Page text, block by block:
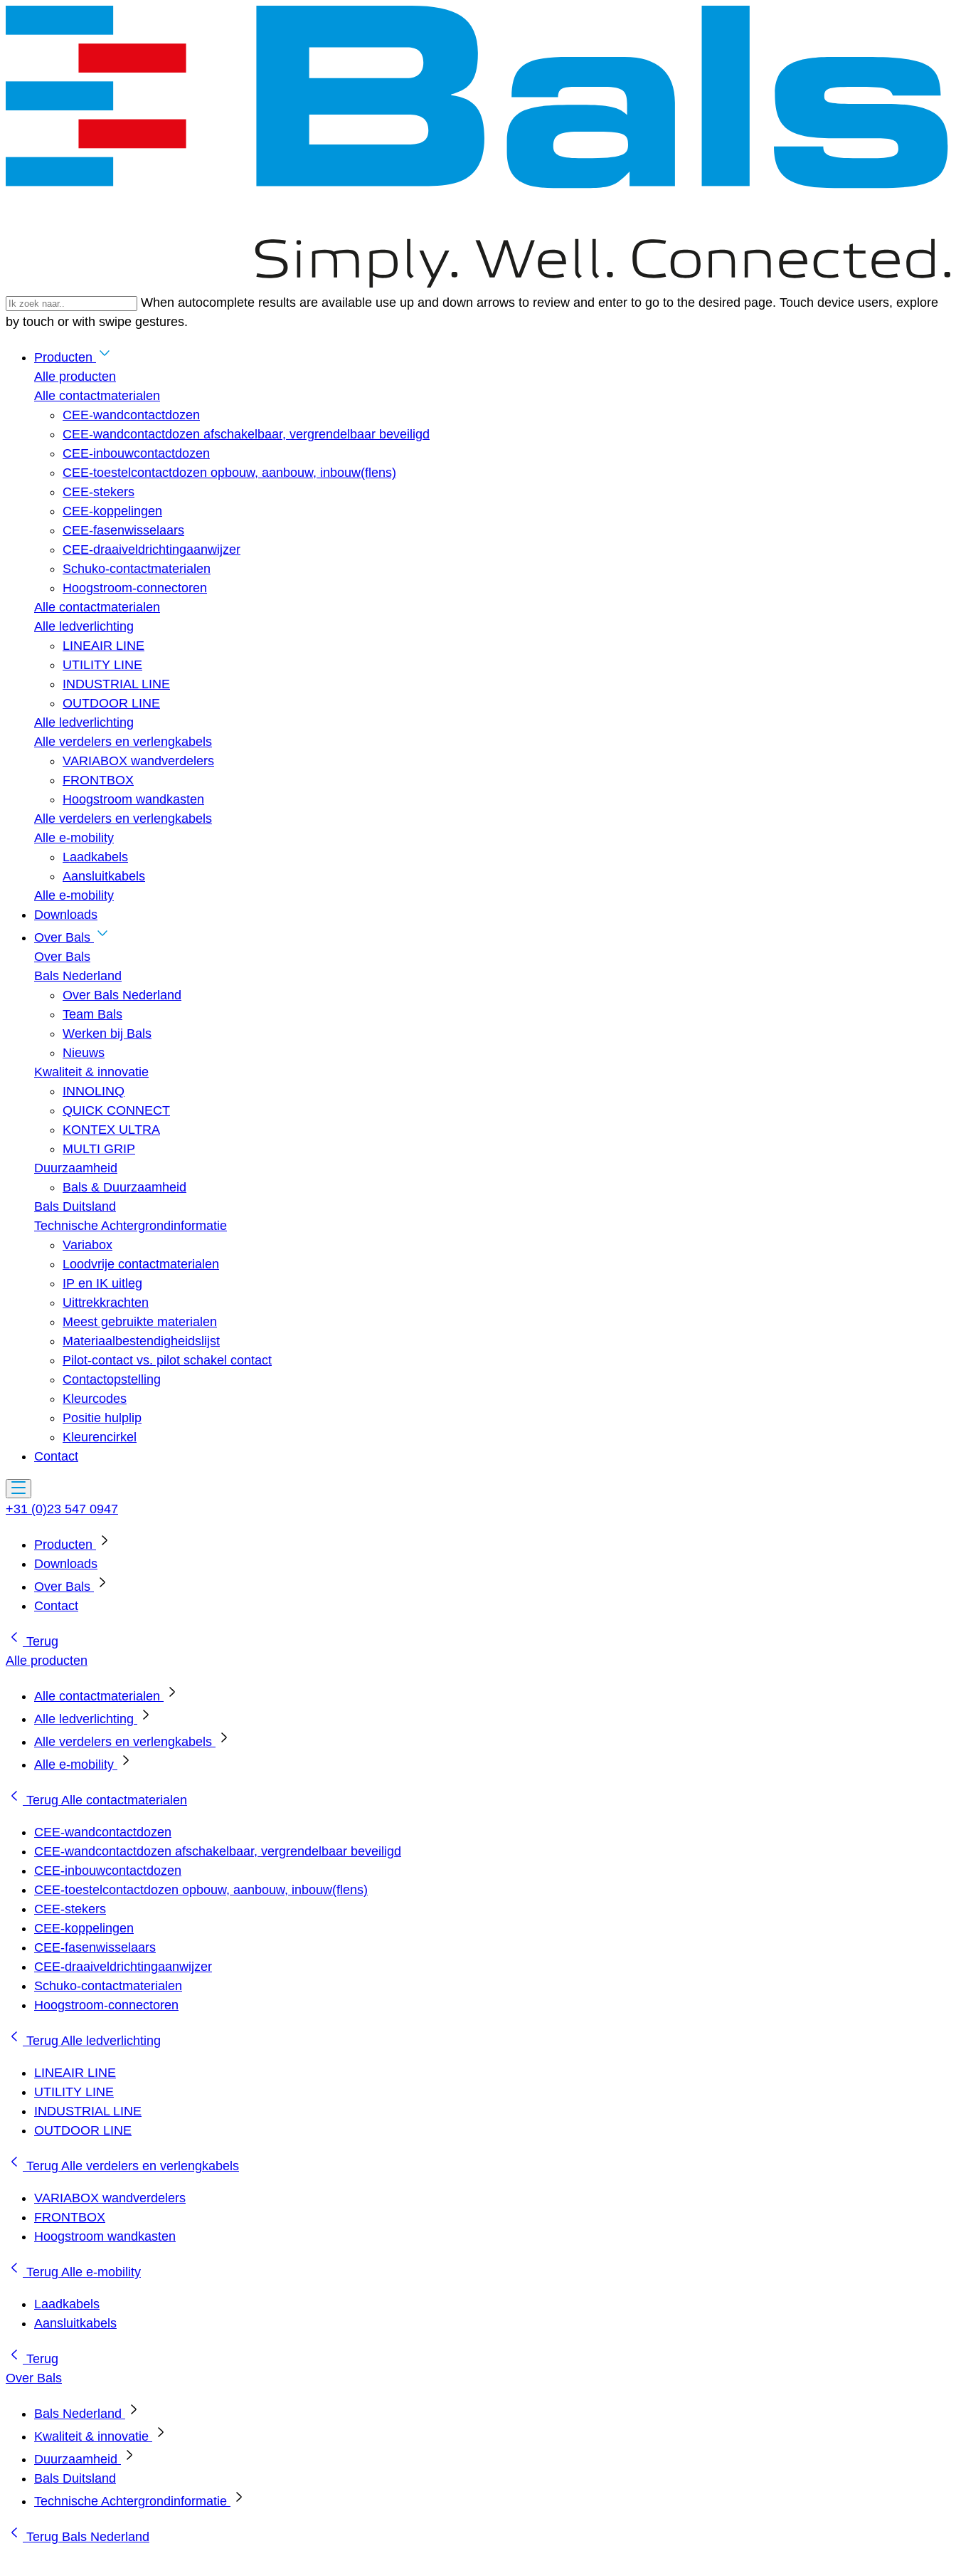
When autocomplete results are available use up and down arrows to review and enter to go to the desired page. Touch device users, explore
by touch or with swipe gestures.
Producten
Alle producten
Alle contactmaterialen
CEE-wandcontactdozen
CEE-wandcontactdozen afschakelbaar, vergrendelbaar beveiligd
CEE-inbouwcontactdozen
CEE-toestelcontactdozen opbouw, aanbouw, inbouw(flens)
CEE-stekers
CEE-koppelingen
CEE-fasenwisselaars
CEE-draaiveldrichtingaanwijzer
Schuko-contactmaterialen
Hoogstroom-connectoren
Alle contactmaterialen
Alle ledverlichting
LINEAIR LINE
UTILITY LINE
INDUSTRIAL LINE
OUTDOOR LINE
Alle ledverlichting
Alle verdelers en verlengkabels
VARIABOX wandverdelers
FRONTBOX
Hoogstroom wandkasten
Alle verdelers en verlengkabels
Alle e-mobility
Laadkabels
Aansluitkabels
Alle e-mobility
Downloads
Over Bals
Over Bals
Bals Nederland
Over Bals Nederland
Team Bals
Werken bij Bals
Nieuws
Kwaliteit & innovatie
INNOLINQ
QUICK CONNECT
KONTEX ULTRA
MULTI GRIP
Duurzaamheid
Bals & Duurzaamheid
Bals Duitsland
Technische Achtergrondinformatie
Variabox
Loodvrije contactmaterialen
IP en IK uitleg
Uittrekkrachten
Meest gebruikte materialen
Materiaalbestendigheidslijst
Pilot-contact vs. pilot schakel contact
Contactopstelling
Kleurcodes
Positie hulplip
Kleurencirkel
Contact
+31 (0)23 547 0947
Producten
Downloads
Over Bals
Contact
Terug
Alle producten
Alle contactmaterialen
Alle ledverlichting
Alle verdelers en verlengkabels
Alle e-mobility
Terug Alle contactmaterialen
CEE-wandcontactdozen
CEE-wandcontactdozen afschakelbaar, vergrendelbaar beveiligd
CEE-inbouwcontactdozen
CEE-toestelcontactdozen opbouw, aanbouw, inbouw(flens)
CEE-stekers
CEE-koppelingen
CEE-fasenwisselaars
CEE-draaiveldrichtingaanwijzer
Schuko-contactmaterialen
Hoogstroom-connectoren
Terug Alle ledverlichting
LINEAIR LINE
UTILITY LINE
INDUSTRIAL LINE
OUTDOOR LINE
Terug Alle verdelers en verlengkabels
VARIABOX wandverdelers
FRONTBOX
Hoogstroom wandkasten
Terug Alle e-mobility
Laadkabels
Aansluitkabels
Terug
Over Bals
Bals Nederland
Kwaliteit & innovatie
Duurzaamheid
Bals Duitsland
Technische Achtergrondinformatie
Terug Bals Nederland